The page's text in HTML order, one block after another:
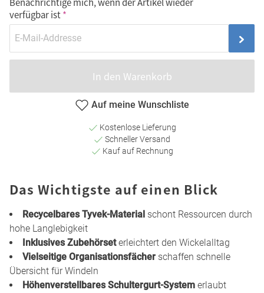
verfügbar ist
In den Warenkorb
Auf meine Wunschliste
Kostenlose Lieferung
Schneller Versand
Kauf auf Rechnung
Das Wichtigste auf einen Blick
Recycelbares Tyvek-Material schont Ressourcen durch
hohe Langlebigkeit
Inklusives Zubehörseterleichtert den Wickelalltag
Vielseitige Organisationsfächer schaffen schnelle
Übersicht für Windeln
Höhenverstellbares Schultergurt-System erlaubt